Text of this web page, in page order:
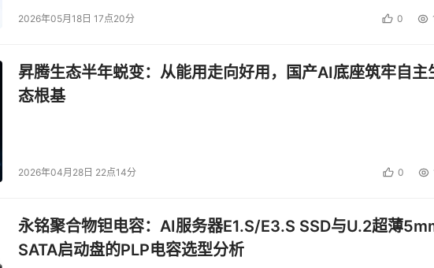
2026年05月18日 17点20分 0
昇腾生态半年蜕变：从能用走向好用，国产AI底座筑牢自主
态根基
2026年04月28日 22点14分 0
永铭聚合物钽电容：AI服务器E1.S/E3.S SSD与U.2超薄
SATA启动盘的PLP电容选型分析